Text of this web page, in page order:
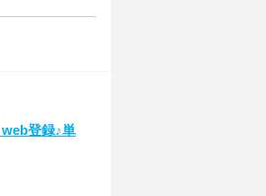
登録♪単